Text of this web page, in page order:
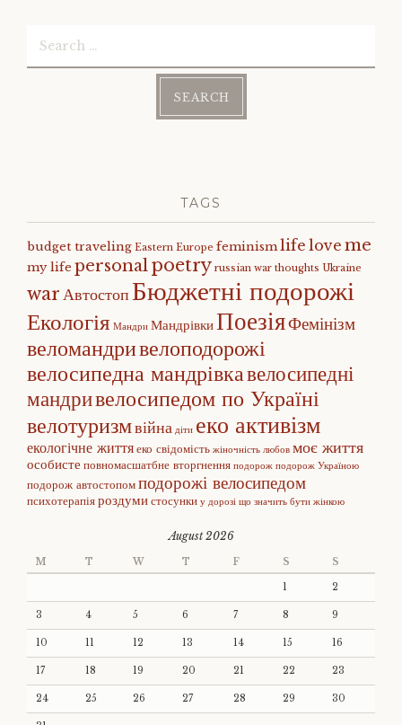
TAGS
budget traveling Eastern Europe feminismlife love me
my life personalpoetry russian war thoughts Ukraine
warАвтостопБюджетні подорожі
Екологія Мандри МандрівкиПоезіяФемінізм
веломандривелоподорожі
велосипедна мандрівкавелосипедні
мандривелосипедом по Україні
велотуризмвійна діти еко активізм
екологічне життяеко свідомість жіночність любов моє життя
особисте повномасшатбне вторгнення подорож подорож Україною
подорож автостопомподорожі велосипедом
психотерапіяроздумистосунки у дорозі що значить бути жінкою
August 2026
M T W T F S S
1 2
3 4 5 6 7 8 9
10 11 12 13 14 15 16
17 18 19 20 21 22 23
24 25 26 27 28 29 30